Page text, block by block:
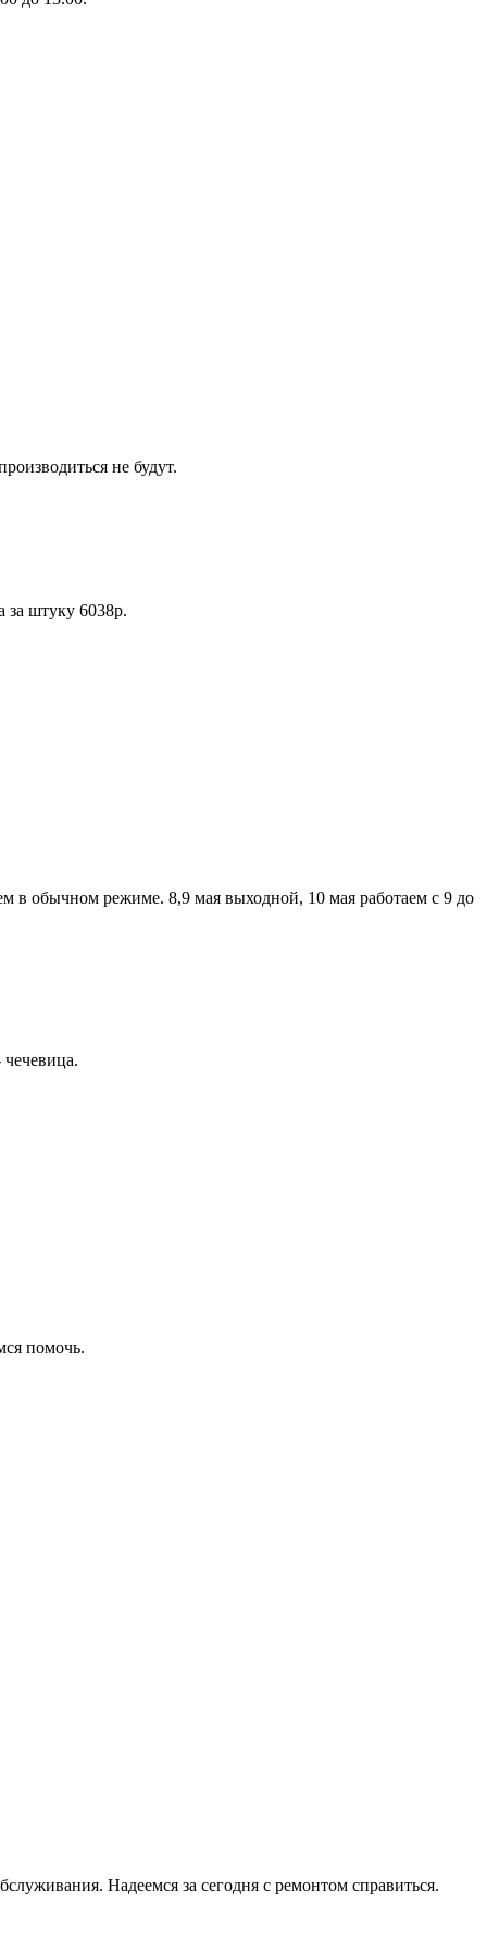
не будут.
за штуку 6038р.
в обычном режиме. 8,9 мая выходной, 10 мая работаем с 9 до
помочь.
Надеемся за сегодня с ремонтом справиться.